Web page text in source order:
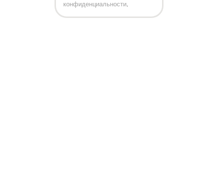
конфиденциальности.